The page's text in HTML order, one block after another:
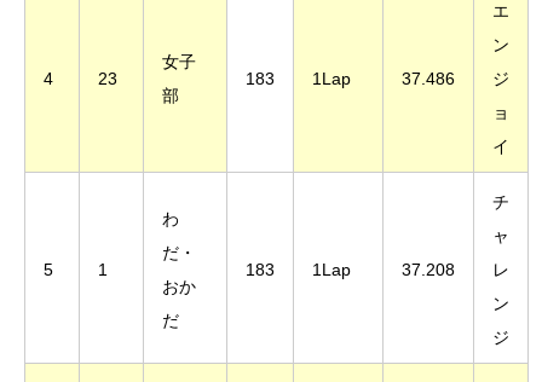
4 23
女子
部
183 1Lap 37.486
エ
ン
ジ
ョ
イ
5 1
わ
だ・
おか
だ
183 1Lap 37.208
チ
ャ
レ
ン
ジ